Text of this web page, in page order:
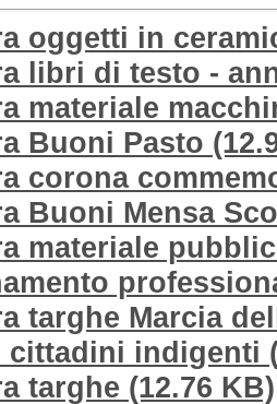
oggetti in
libri di testo -
materiale
Buoni Pasto
corona
Buoni Mensa
materiale
targhe Marcia
cittadini indigenti
targhe (12.76 KB)